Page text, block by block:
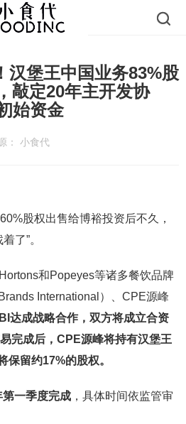
汉堡王中国业务83%股
敲定20年主开发协
始资金
： 小食代
股权出售给博裕投资后不久，
了”。
和Popeyes等诸多餐饮品牌
International）、CPE源峰
达成战略合作， 双方将成立合资
完成后，CPE源峰将持有汉堡王
保留约17%的股权。
一季度完成 ，具体时间依监管审